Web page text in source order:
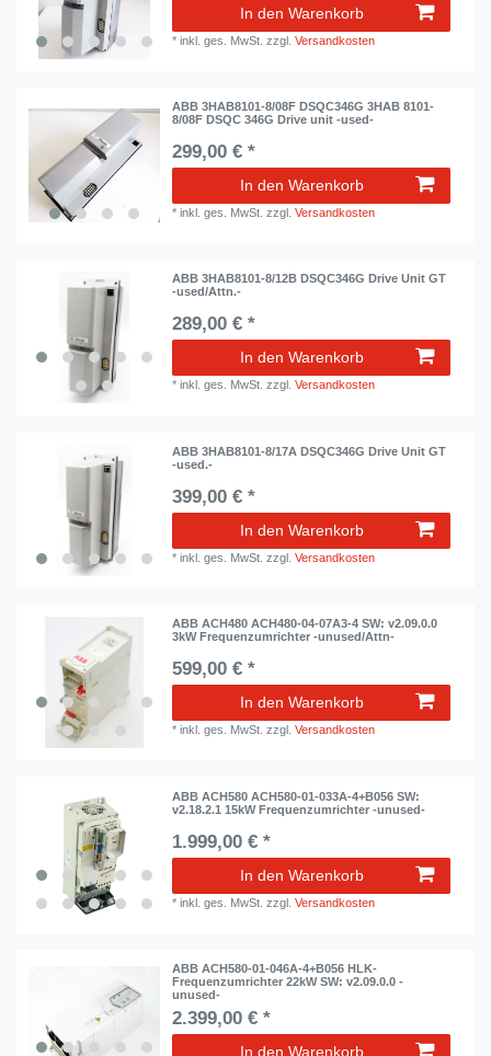
In den Warenkorb
*inkl. ges. MwSt. zzgl.Versandkosten
ABB 3HAB8101-8/08F DSQC346G 3HAB 8101-
8/08F DSQC 346G Drive unit -used-
299,00 € *
In den Warenkorb
*inkl. ges. MwSt. zzgl.Versandkosten
ABB 3HAB8101-8/12B DSQC346G Drive Unit GT
-used/Attn.-
289,00 € *
In den Warenkorb
*inkl. ges. MwSt. zzgl.Versandkosten
ABB 3HAB8101-8/17A DSQC346G Drive Unit GT
-used.-
399,00 € *
In den Warenkorb
*inkl. ges. MwSt. zzgl.Versandkosten
ABB ACH480 ACH480-04-07A3-4 SW: v2.09.0.0
3kW Frequenzumrichter -unused/Attn-
599,00 € *
In den Warenkorb
*inkl. ges. MwSt. zzgl.Versandkosten
ABB ACH580 ACH580-01-033A-4+B056 SW:
v2.18.2.1 15kW Frequenzumrichter -unused-
1.999,00 € *
In den Warenkorb
*inkl. ges. MwSt. zzgl.Versandkosten
ABB ACH580-01-046A-4+B056 HLK-
Frequenzumrichter 22kW SW: v2.09.0.0 -
unused-
2.399,00 € *
In den Warenkorb